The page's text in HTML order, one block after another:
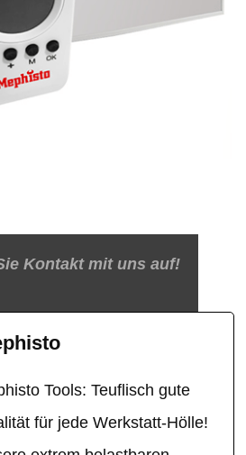
Kontakt mit uns auf!
Tools: Teuflisch gute
für jede Werkstatt-Hölle!